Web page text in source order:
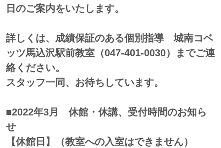
日のご案内をいたします。
詳しくは、成績保証のある個別指導 城南コベ
ッツ馬込沢駅前教室（047-401-0030）までご連
絡ください。
スタッフ一同、お待ちしています。
■2022年3月 休館・休講、受付時間のお知ら
せ
【休館日】（教室への入室はできません）